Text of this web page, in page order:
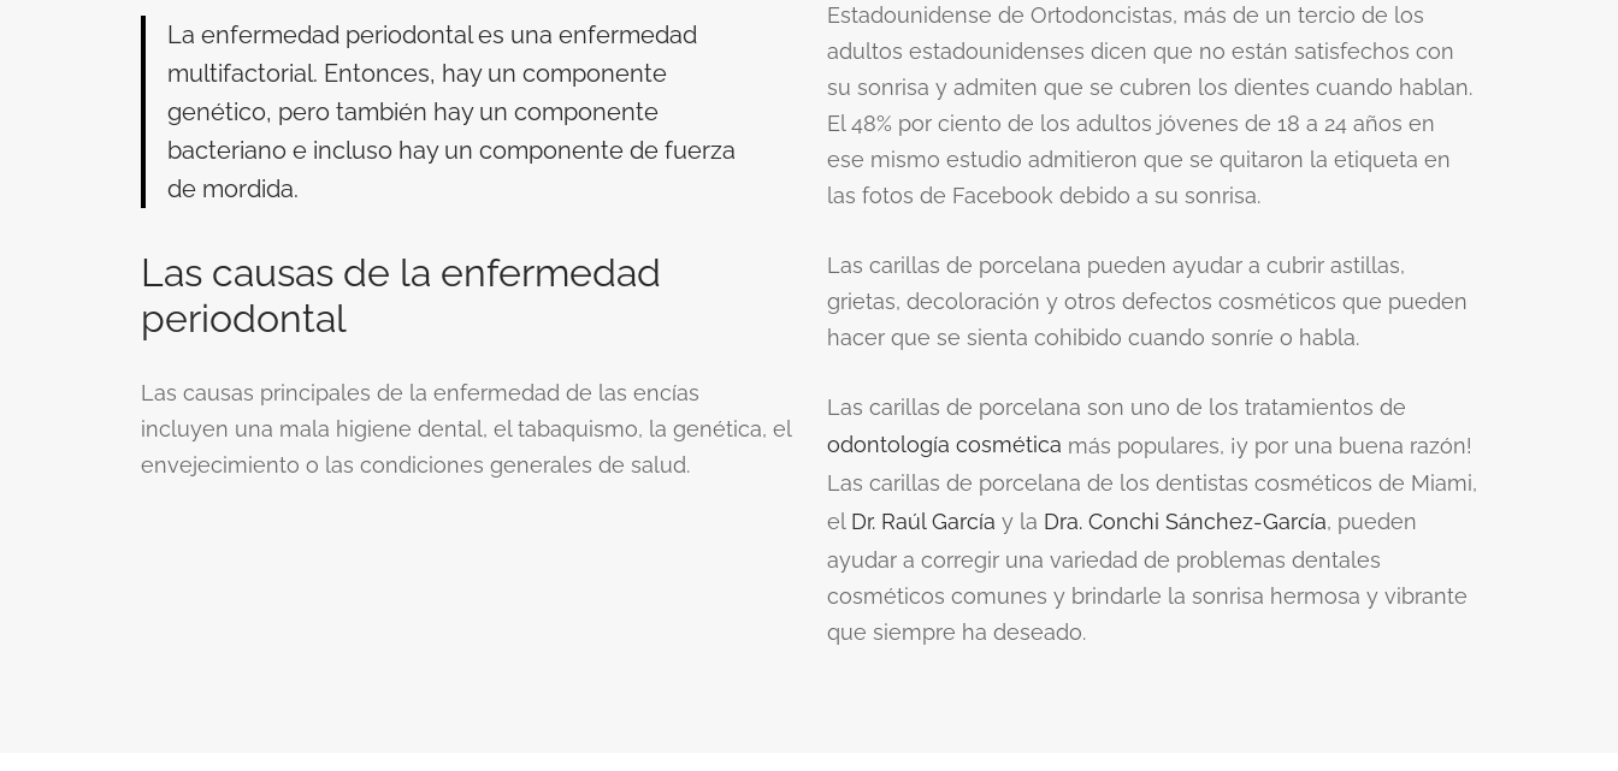
La enfermedad periodontal es una enfermedad
multifactorial. Entonces, hay un componente
genético, pero también hay un componente
bacteriano e incluso hay un componente de fuerza
de mordida.
Las causas de la enfermedad
periodontal
Las causas principales de la enfermedad de las encías
incluyen una mala higiene dental, el tabaquismo, la genética, el
envejecimiento o las condiciones generales de salud.
Estadounidense de Ortodoncistas, más de un tercio de los
adultos estadounidenses dicen que no están satisfechos con
su sonrisa y admiten que se cubren los dientes cuando hablan.
El 48% por ciento de los adultos jóvenes de 18 a 24 años en
ese mismo estudio admitieron que se quitaron la etiqueta en
las fotos de Facebook debido a su sonrisa.
Las carillas de porcelana pueden ayudar a cubrir astillas,
grietas, decoloración y otros defectos cosméticos que pueden
hacer que se sienta cohibido cuando sonríe o habla.
Las carillas de porcelana son uno de los tratamientos de
odontología cosmética más populares, ¡y por una buena razón!
Las carillas de porcelana de los dentistas cosméticos de Miami,
el Dr. Raúl García y la Dra. Conchi Sánchez-García, pueden
ayudar a corregir una variedad de problemas dentales
cosméticos comunes y brindarle la sonrisa hermosa y vibrante
que siempre ha deseado.